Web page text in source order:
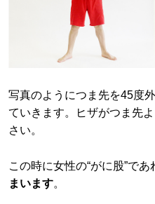
写真のようにつま先を45度
ていきます。ヒザがつま先
さい。
この時に女性の“がに股”であ
まいます。